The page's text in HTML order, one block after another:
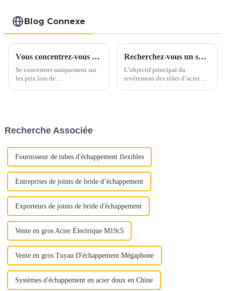
Blog Connexe
Vous concentrez-vous uniquement sur les prix lorsque vous vous approvisionnez en acier inoxydable ?
Se concentrer uniquement sur
les prix lors de
de valeur complète de l'acier
qualité »
Recherchez-vous un substitut à l’acier inoxydable et à l’aluminium ?
L’objectif principal du
revêtement des tôles d’acier est
Recherche Associée
Fournisseur de tubes d'échappement flexibles
Entreprises de joints de bride d’échappement
Exporteurs de joints de bride d'échappement
Vente en gros Acier Électrique M19c5
Vente en gros Tuyau D'échappement Mégaphone
Systèmes d'échappement en acier doux en Chine